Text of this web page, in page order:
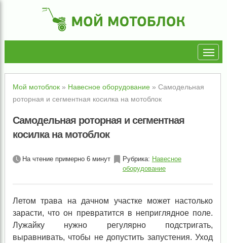
Мой мотоблок» Навесное оборудование» Самодельная
роторная и сегментная косилка на мотоблок
Самодельная роторная и сегментная
косилка на мотоблок
На чтение примерно 6 минут Рубрика: Навесное
оборудование
Летом трава на дачном участке может настолько
зарасти, что он превратится в неприглядное поле.
Лужайку нужно регулярно подстригать,
выравнивать, чтобы не допустить запустения. Уход